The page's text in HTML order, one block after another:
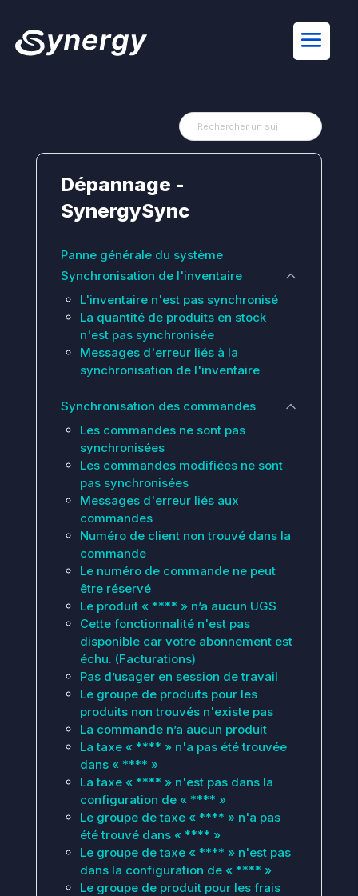
Dépannage -
SynergySync
Panne générale du système
Synchronisation de l'inventaire
L'inventaire n'est pas synchronisé
La quantité de produits en stock
n'est pas synchronisée
Messages d'erreur liés à la
synchronisation de l'inventaire
Synchronisation des commandes
Les commandes ne sont pas
synchronisées
Les commandes modifiées ne sont
pas synchronisées
Messages d'erreur liés aux
commandes
Numéro de client non trouvé dans la
commande
Le numéro de commande ne peut
être réservé
Le produit « **** » n’a aucun UGS
Cette fonctionnalité n'est pas
disponible car votre abonnement est
échu. (Facturations)
Pas d’usager en session de travail
Le groupe de produits pour les
produits non trouvés n'existe pas
La commande n’a aucun produit
La taxe « **** » n'a pas été trouvée
dans « **** »
La taxe « **** » n'est pas dans la
configuration de « **** »
Le groupe de taxe « **** » n'a pas
été trouvé dans « **** »
Le groupe de taxe « **** » n'est pas
dans la configuration de « **** »
Le groupe de produit pour les frais